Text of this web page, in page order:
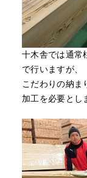
十木舎では通常
で行いますが、
こだわりの納ま
加工を必要とし